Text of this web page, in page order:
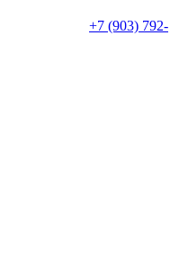
+7 (903) 792-